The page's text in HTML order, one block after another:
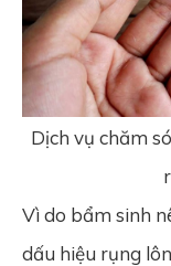
Dịch vụ chăm
Vì do bẩm sinh
dấu hiệu rụng